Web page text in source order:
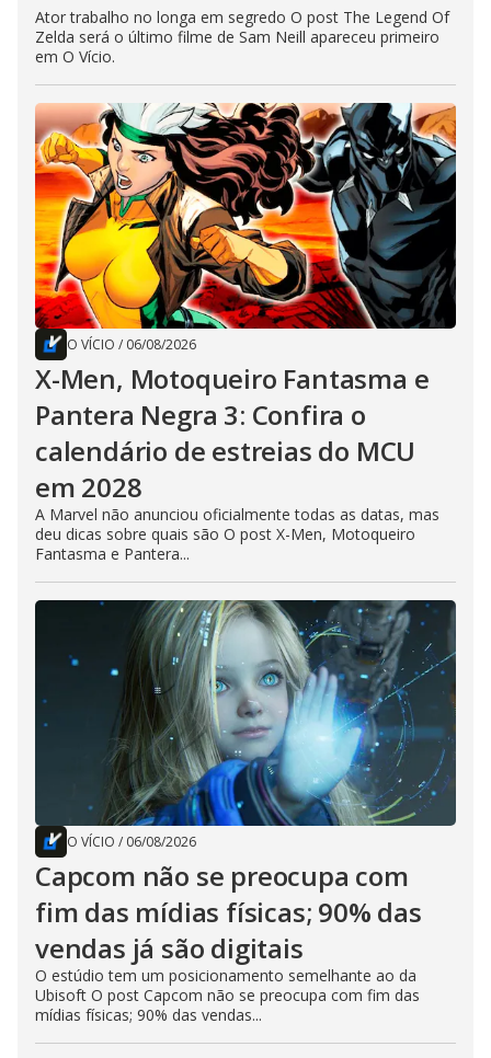
Ator trabalho no longa em segredo O post The Legend Of
Zelda será o último filme de Sam Neill apareceu primeiro
em O Vício.
O VÍCIO / 06/08/2026
X-Men, Motoqueiro Fantasma e
Pantera Negra 3: Confira o
calendário de estreias do MCU
em 2028
A Marvel não anunciou oficialmente todas as datas, mas
deu dicas sobre quais são O post X-Men, Motoqueiro
Fantasma e Pantera...
O VÍCIO / 06/08/2026
Capcom não se preocupa com
fim das mídias físicas; 90% das
vendas já são digitais
O estúdio tem um posicionamento semelhante ao da
Ubisoft O post Capcom não se preocupa com fim das
mídias físicas; 90% das vendas...